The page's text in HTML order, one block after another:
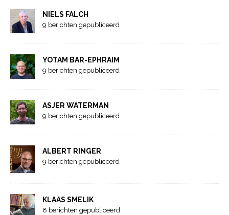
NIELS FALCH
9 berichten gepubliceerd
YOTAM BAR-EPHRAIM
9 berichten gepubliceerd
ASJER WATERMAN
9 berichten gepubliceerd
ALBERT RINGER
9 berichten gepubliceerd
KLAAS SMELIK
8 berichten gepubliceerd